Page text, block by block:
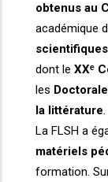
obtenus au
académique
dont le XXᵉ
les
la littérature.
La FLSH a
matériels
formation.